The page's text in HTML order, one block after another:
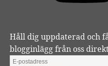
Håll dig uppdaterad och
blogginlägg från oss